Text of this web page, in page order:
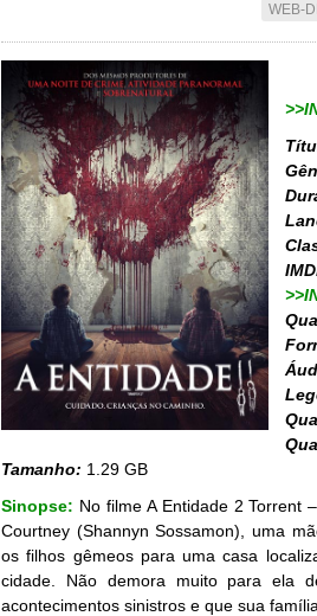
WEB-
Tamanho: 1.29 GB
Sinopse: No filme A Entidade 2 Torrent
Courtney (Shannyn Sossamon), uma
os filhos gêmeos para uma casa
cidade. Não demora muito para ela
acontecimentos sinistros e que sua